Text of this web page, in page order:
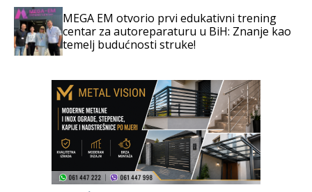
MEGA EM otvorio prvi edukativni trening
centar za autoreparaturu u BiH: Znanje kao
temelj budućnosti struke!